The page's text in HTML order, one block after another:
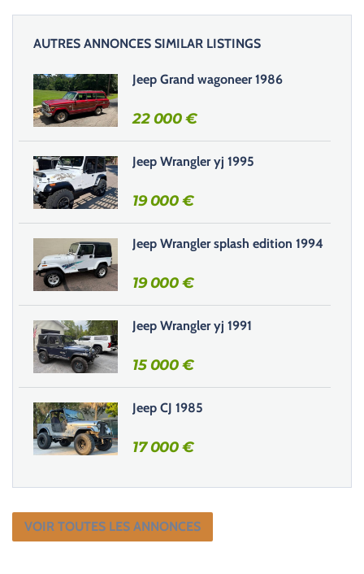
s
e
r
c
e
c
h
a
m
v
d
e
.
AUTRES ANNONCES SIMILAR LISTINGS
Jeep Grand wagoneer 1986
22 000€
Jeep Wrangler yj 1995
19 000€
Jeep Wrangler splash edition 1994
19 000€
Jeep Wrangler yj 1991
15 000€
Jeep CJ 1985
17 000€
VOIR TOUTES LES ANNONCES